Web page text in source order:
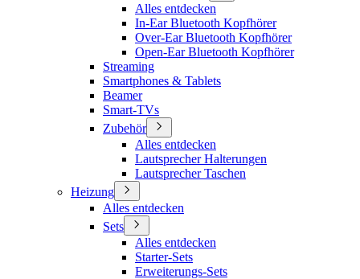
Alles entdecken
In-Ear Bluetooth Kopfhörer
Over-Ear Bluetooth Kopfhörer
Open-Ear Bluetooth Kopfhörer
Streaming
Smartphones & Tablets
Beamer
Smart-TVs
Zubehör
Alles entdecken
Lautsprecher Halterungen
Lautsprecher Taschen
Heizung
Alles entdecken
Sets
Alles entdecken
Starter-Sets
Erweiterungs-Sets